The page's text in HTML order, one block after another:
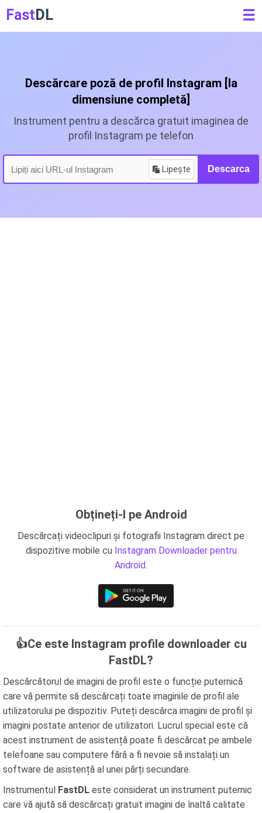
Fast DL ☰
Descărcare poză de profil Instagram [la
dimensiune completă]
Instrument pentru a descărca gratuit imaginea de
profil Instagram pe telefon
Lipește Descarca
Obțineți-l pe Android
Descărcați videoclipuri și fotografii Instagram direct pe
dispozitive mobile cu Instagram Downloader pentru
Android.
👍Ce este Instagram profile downloader cu
FastDL?
Descărcătorul de imagini de profil este o funcție puternică
care vă permite să descărcați toate imaginile de profil ale
utilizatorului pe dispozitiv. Puteți descărca imagini de profil și
imagini postate anterior de utilizatori. Lucrul special este că
acest instrument de asistență poate fi descărcat pe ambele
telefoane sau computere fără a fi nevoie să instalați un
software de asistență al unei părți secundare.
Instrumentul FastDL este considerat un instrument puternic
care vă ajută să descărcați gratuit imagini de înaltă calitate